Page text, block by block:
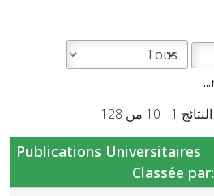
Publications Universitaires
Classée par: